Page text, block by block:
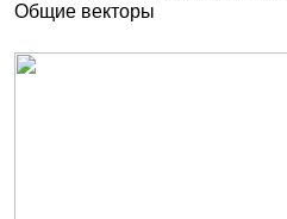
Общие векторы